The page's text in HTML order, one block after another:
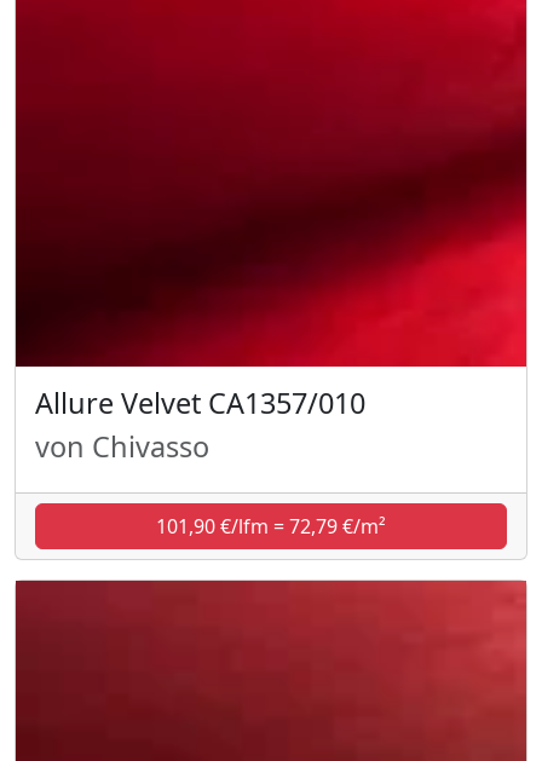
Allure Velvet CA1357/010
von Chivasso
101,90 €/lfm = 72,79 €/m²